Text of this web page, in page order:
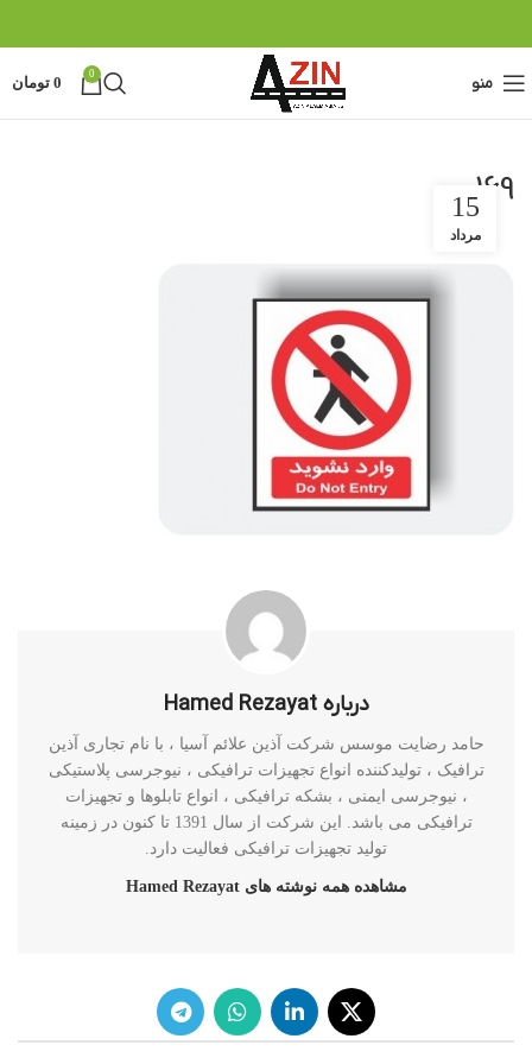
منو 0
0 تومان
169
15
مرداد
درباره Hamed Rezayat
حامد رضایت موسس شرکت آذین علائم آسیا ، با نام تجاری آذین
ترافیک ، تولیدکننده انواع تجهیزات ترافیکی ، نیوجرسی پلاستیکی
، نیوجرسی ایمنی ، بشکه ترافیکی ، انواع تابلوها و تجهیزات
ترافیکی می باشد. این شرکت از سال 1391 تا کنون در زمینه
تولید تجهیزات ترافیکی فعالیت دارد.
مشاهده همه نوشته های Hamed Rezayat